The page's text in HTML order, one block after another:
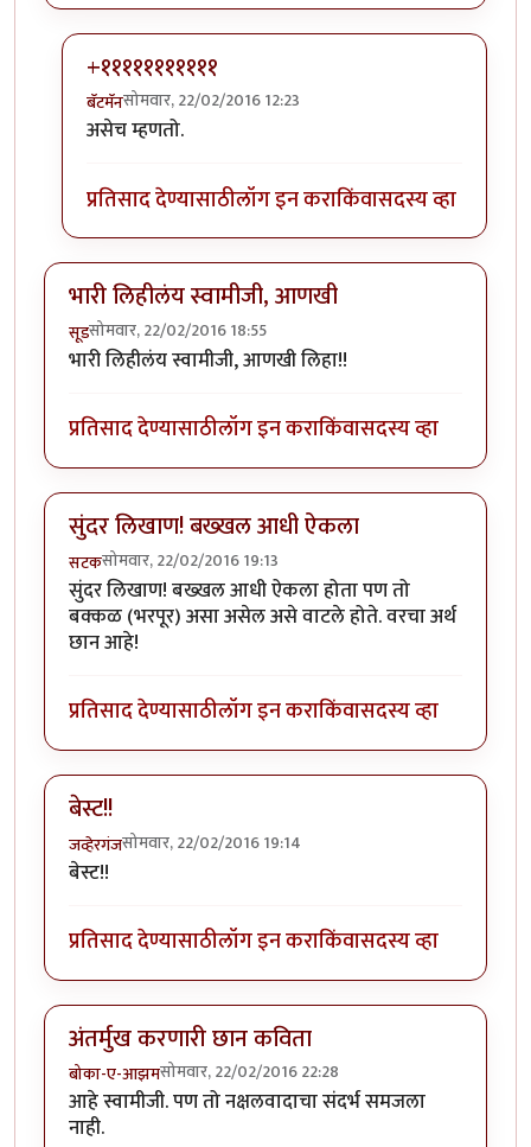
+१११११११११११
बॅटमॅनसोमवार, 22/02/2016 12:23
In reply toपूर्ण नाही समजली पण वाचायला
असेच म्हणतो.
प्रतिसाद देण्यासाठीलॉग इन कराकिंवासदस्य व्हा
भारी लिहीलंय स्वामीजी, आणखी
सूडसोमवार, 22/02/2016 18:55
भारी लिहीलंय स्वामीजी, आणखी लिहा!!
प्रतिसाद देण्यासाठीलॉग इन कराकिंवासदस्य व्हा
सुंदर लिखाण! बख्खल आधी ऐकला
सटकसोमवार, 22/02/2016 19:13
सुंदर लिखाण! बख्खल आधी ऐकला होता पण तो
बक्कळ (भरपूर) असा असेल असे वाटले होते. वरचा अर्थ
छान आहे!
प्रतिसाद देण्यासाठीलॉग इन कराकिंवासदस्य व्हा
बेस्ट!!
जव्हेरगंजसोमवार, 22/02/2016 19:14
बेस्ट!!
प्रतिसाद देण्यासाठीलॉग इन कराकिंवासदस्य व्हा
अंतर्मुख करणारी छान कविता
बोका-ए-आझमसोमवार, 22/02/2016 22:28
आहे स्वामीजी. पण तो नक्षलवादाचा संदर्भ समजला
नाही.